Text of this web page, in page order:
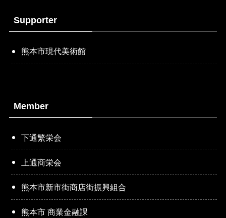
Supporter
熊本市現代美術館
Member
下通繁栄会
上通商栄会
熊本市新市街商店街振興組合
熊本市 商業金融課